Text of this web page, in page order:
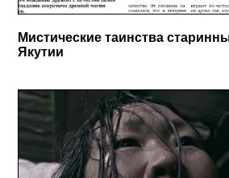
Мистические таинства
Якутии